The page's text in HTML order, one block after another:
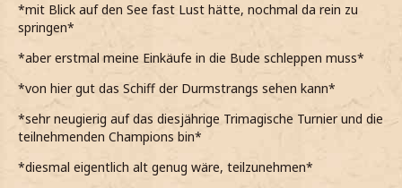
*mit Blick auf den See fast Lust hätte, nochmal da rein zu
springen*
*aber erstmal meine Einkäufe in die Bude schleppen muss*
*von hier gut das Schiff der Durmstrangs sehen kann*
*sehr neugierig auf das diesjährige Trimagische Turnier und die
teilnehmenden Champions bin*
*diesmal eigentlich alt genug wäre, teilzunehmen*